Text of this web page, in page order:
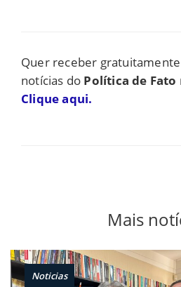
Quer receber
notícias do Política de Fato
Clique aqui.
Mais
Noticias